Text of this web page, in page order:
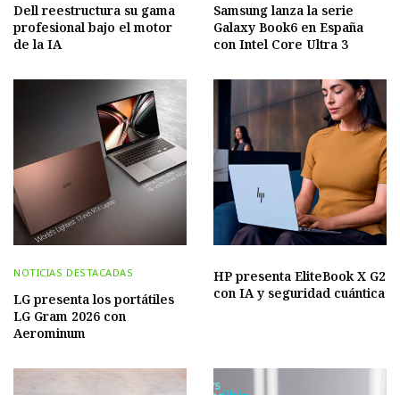
Dell reestructura su gama
profesional bajo el motor
de la IA
Samsung lanza la serie
Galaxy Book6 en España
con Intel Core Ultra 3
NOTICIAS DESTACADAS
LG presenta los portátiles
LG Gram 2026 con
Aerominum
HP presenta EliteBook X G2
con IA y seguridad cuántica